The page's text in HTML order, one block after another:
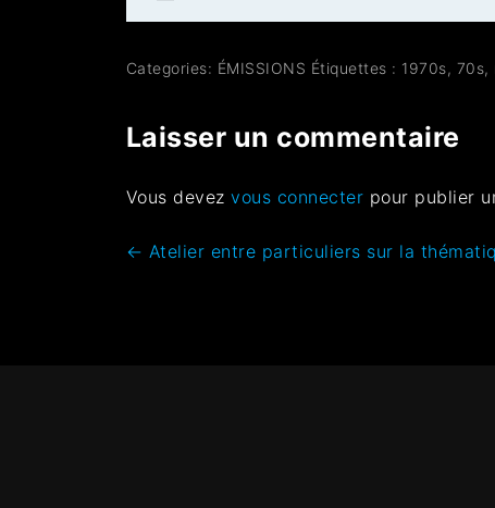
Categories: ÉMISSIONS Étiquettes : 1970s, 70s,
Laisser un commentaire
Vous devezvous connecter pour publier
← Atelier entre particuliers sur la